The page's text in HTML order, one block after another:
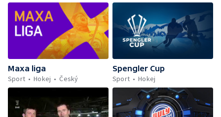
Maxa liga
Sport
Hokej Český
Spengler Cup
Sport
Hokej